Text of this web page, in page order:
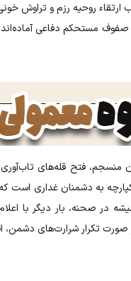
روحیه رزم و تراوش
مستحکم دفاعی آماده‌اند
منسجم، فتح قله‌های
به دشمنان غداری است
در صحنه، بار دیگر با
تکرار شرارت‌های دشمن،